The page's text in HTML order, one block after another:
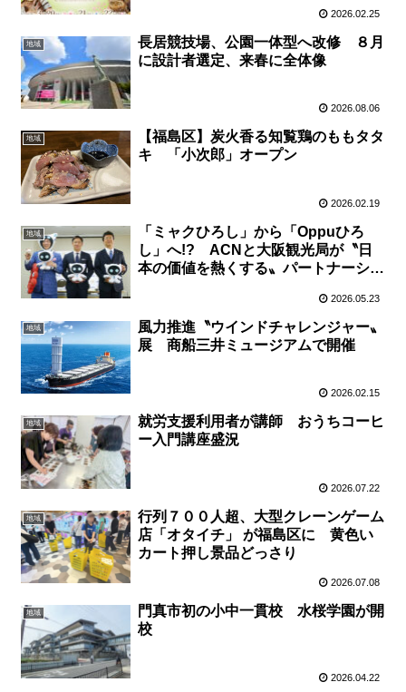
2026.02.25
地域
長居競技場、公園一体型へ改修 ８月
に設計者選定、来春に全体像
2026.08.06
地域
【福島区】炭火香る知覧鶏のももタタ
キ 「小次郎」オープン
2026.02.19
地域
「ミャクひろし」から「Oppuひろ
し」へ!? ACNと大阪観光局が〝日
本の価値を熱くする〟パートナーシッ
2026.05.23
地域
風力推進〝ウインドチャレンジャー〟
展 商船三井ミュージアムで開催
2026.02.15
地域
就労支援利用者が講師 おうちコーヒ
ー入門講座盛況
2026.07.22
地域
行列７００人超、大型クレーンゲーム
店「オタイチ」 が福島区に 黄色い
カート押し景品どっさり
2026.07.08
地域
門真市初の小中一貫校 水桜学園が開
校
2026.04.22